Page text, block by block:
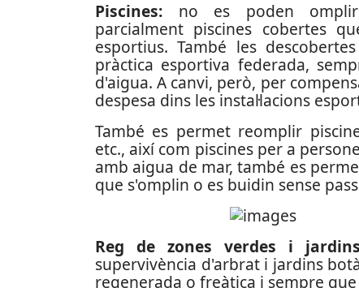
Piscines: no es poden omplir
parcialment piscines cobertes
esportius. També les
pràctica esportiva federada,
d'aigua. A canvi, però, per
despesa dins les instal·lacions
També es permet reomplir
etc., així com piscines per a
amb aigua de mar, també es
que s'omplin o es buidin sense
Reg de zones verdes i
supervivència d'arbrat i jardins
regenerada o freàtica i sempre